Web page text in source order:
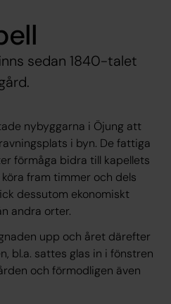
sedan 1840-talet
nybyggarna i Öjung att
i byn. De fattiga
förmåga bidra till kapellets
fram timmer och dels
dessutom ekonomiskt
andra orter.
upp och året därefter
bl.a. sattes glas in i fönstren
och förmodligen även